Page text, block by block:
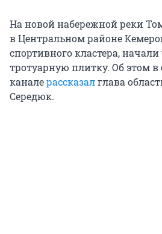
На новой набережной реки
в Центральном районе
спортивного кластера,
тротуарную плитку. Об этом в
каналерассказалглава
Середюк.